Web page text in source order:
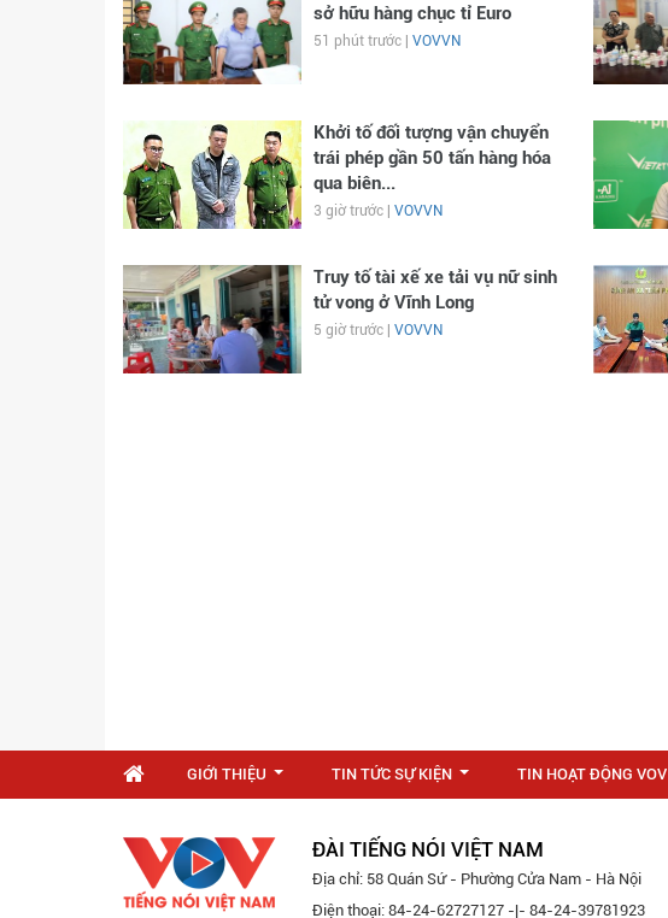
sở hữu hàng chục tỉ Euro
51 phút trước | VOVVN
Khởi tố đối tượng vận chuyển
trái phép gần 50 tấn hàng hóa
qua biên...
3 giờ trước | VOVVN
Truy tố tài xế xe tải vụ nữ sinh
tử vong ở Vĩnh Long
5 giờ trước | VOVVN
GIỚI THIỆU TIN TỨC SỰ KIỆN TIN HOẠT ĐỘNG VOV
ĐÀI TIẾNG NÓI VIỆT NAM
Địa chỉ: 58 Quán Sứ - Phường Cửa Nam - Hà Nội
Điện thoại: 84-24-62727127 -|- 84-24-39781923